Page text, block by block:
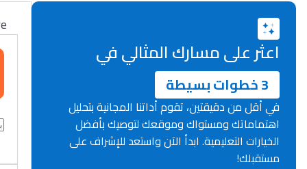
اعثر على مسارك المثالي في
3 خطوات بسيطة
في أقل من دقيقتين، تقوم أداتنا المجانية بتحليل
اهتماماتك ومستواك وموقعك لتوصيك بأفضل
الخيارات التعليمية. ابدأ الآن واستعد للإشراف على
مستقبلك!